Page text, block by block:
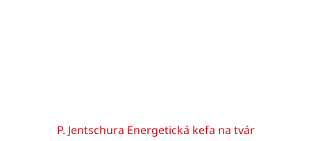
P. Jentschura Energetická kefa na tvár